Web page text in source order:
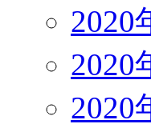
2020
2020
2020